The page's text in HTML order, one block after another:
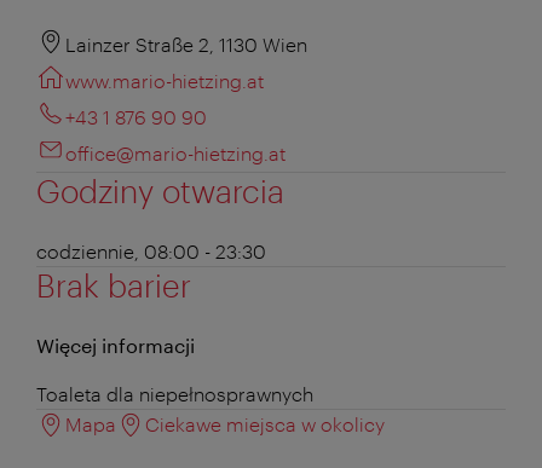
Lainzer Straße 2, 1130 Wien
www.mario-hietzing.at
+43 1 876 90 90
office@mario-hietzing.at
Godziny otwarcia
codziennie, 08:00 - 23:30
Brak barier
Więcej informacji
Toaleta dla niepełnosprawnych
Mapa
Ciekawe miejsca w okolicy